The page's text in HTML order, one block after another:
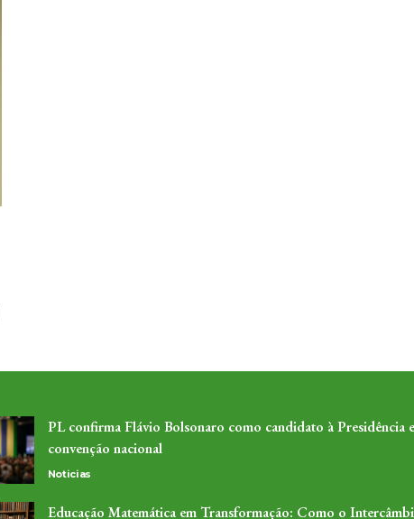
PL confirma Flávio Bolsonaro como candidato à Presidência
convenção nacional
Noticias
Educação Matemática em Transformação: Como o